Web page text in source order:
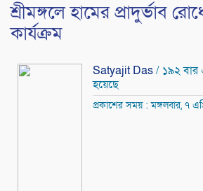
শ্রীমঙ্গলে হামের প্রাদুর্ভাব
কার্যক্রম
Satyajit Das/ ১৯২ বার
হয়েছে
প্রকাশের সময় : মঙ্গলবার, ৭